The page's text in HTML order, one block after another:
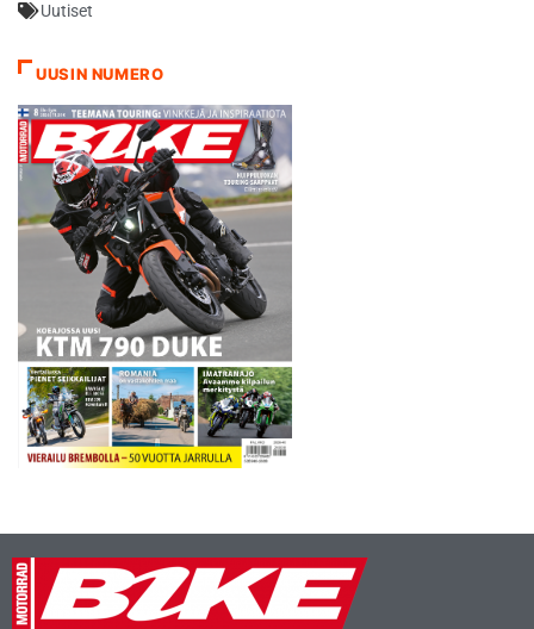
vasenta olkapäätään, joka
2013. - Pikku onnettomuus
ja minulla on vähän kipua
olkapäässä, mutta siitä…
Uutiset
UUSIN NUMERO